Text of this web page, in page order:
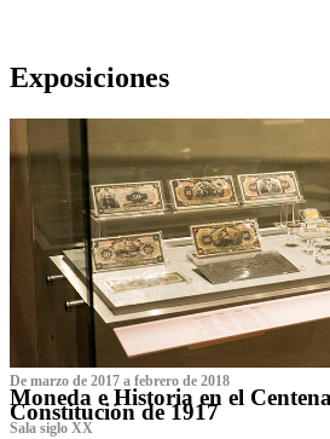
Exposiciones
De marzo de 2017 a febrero de 2018
Moneda e Historia en el
Constitución de 1917
Sala siglo XX